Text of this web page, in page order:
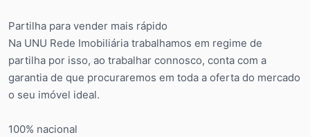
Partilha para vender mais rápido
Na UNU Rede Imobiliária trabalhamos em regime de
partilha por isso, ao trabalhar connosco, conta com a
garantia de que procuraremos em toda a oferta do mercado
o seu imóvel ideal.
100% nacional